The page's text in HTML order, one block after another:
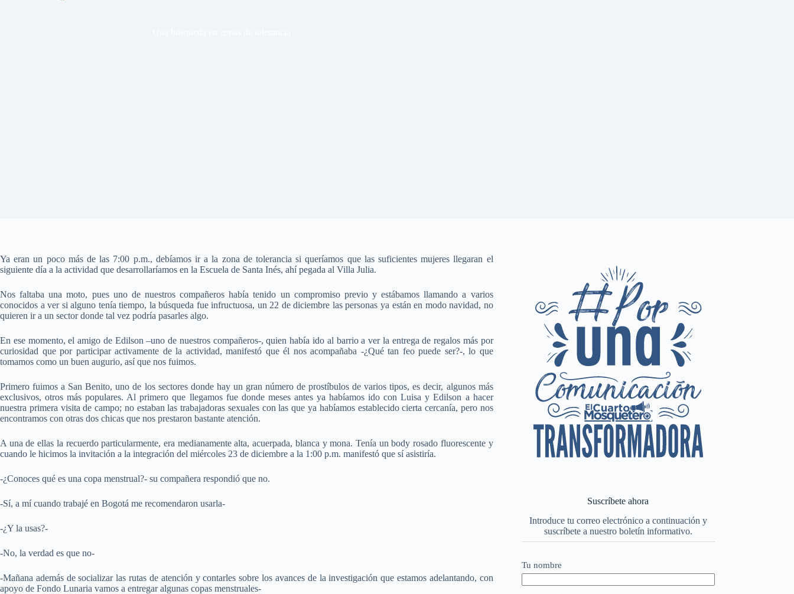
Ya eran un poco más de las 7:00 p.m., debíamos ir a la zona de tolerancia si queríamos que las suficientes mujeres llegaran el
siguiente día a la actividad que desarrollaríamos en la Escuela de Santa Inés, ahí pegada al Villa Julia.
Nos faltaba una moto, pues uno de nuestros compañeros había tenido un compromiso previo y estábamos llamando a varios
conocidos a ver si alguno tenía tiempo, la búsqueda fue infructuosa, un 22 de diciembre las personas ya están en modo navidad, no
quieren ir a un sector donde tal vez podría pasarles algo.
En ese momento, el amigo de Edilson –uno de nuestros compañeros-, quien había ido al barrio a ver la entrega de regalos más por
curiosidad que por participar activamente de la actividad, manifestó que él nos acompañaba -¿Qué tan feo puede ser?-, lo que
tomamos como un buen augurio, así que nos fuimos.
Primero fuimos a San Benito, uno de los sectores donde hay un gran número de prostíbulos de varios tipos, es decir, algunos más
exclusivos, otros más populares. Al primero que llegamos fue donde meses antes ya habíamos ido con Luisa y Edilson a hacer
nuestra primera visita de campo; no estaban las trabajadoras sexuales con las que ya habíamos establecido cierta cercanía, pero nos
encontramos con otras dos chicas que nos prestaron bastante atención.
A una de ellas la recuerdo particularmente, era medianamente alta, acuerpada, blanca y mona. Tenía un body rosado fluorescente y
cuando le hicimos la invitación a la integración del miércoles 23 de diciembre a la 1:00 p.m. manifestó que sí asistiría.
-¿Conoces qué es una copa menstrual?- su compañera respondió que no.
-Sí, a mí cuando trabajé en Bogotá me recomendaron usarla-
-¿Y la usas?-
-No, la verdad es que no-
-Mañana además de socializar las rutas de atención y contarles sobre los avances de la investigación que estamos adelantando, con
apoyo de Fondo Lunaria vamos a entregar algunas copas menstruales-
Suscríbete ahora
Introduce tu correo electrónico a continuación y
suscríbete a nuestro boletín informativo.
Tu nombre